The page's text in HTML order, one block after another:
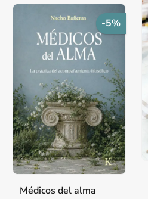
-5%
Médicos del alma